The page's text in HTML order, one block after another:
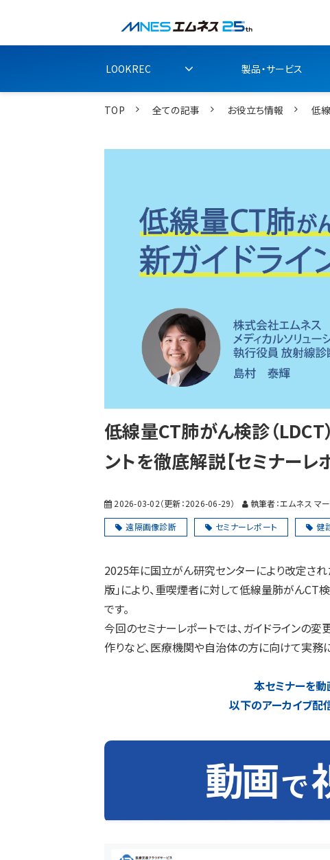
LOOKREC 製品・サービス
TOP 全ての記事 お役立ち情報 低
低線量CT肺がん検診（LDCT
ントを徹底解説【セミナーレ
2026-03-02（更新：2026-06-29） 執筆者：エムネス マ
遠隔画像診断
セミナーレポート 健
2025年に国立がん研究センターにより改定され
版」により、重喫煙者に対して低線量肺がん
です。
今回のセミナーレポートでは、ガイドラインの
作りなど、医療機関や自治体の方に向けて実務
本セミナーを動
以下のアーカイブ配